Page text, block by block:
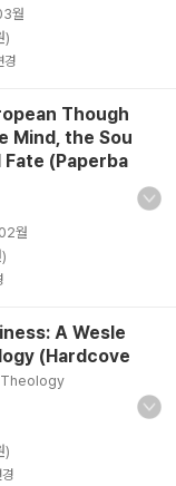
월
)
경
Though
Mind, the Sou
(Paperba
월
A Wesle
(Hardcove
)
경